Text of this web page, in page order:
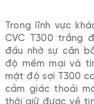
Trong lĩnh vực
CVC T300 trắng
đầu nhờ sự cân
độ mềm mại và
mật độ sợi T300
cảm giác thoải
thời giữ được vẻ